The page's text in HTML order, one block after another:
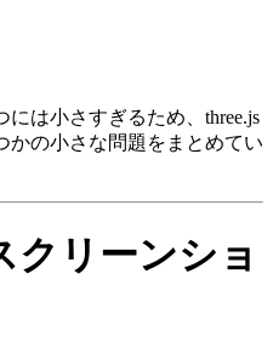
は小さすぎるため、three.js
かの小さな問題をまとめてい
クリーンショ